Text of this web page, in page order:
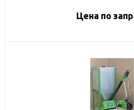
Цена по